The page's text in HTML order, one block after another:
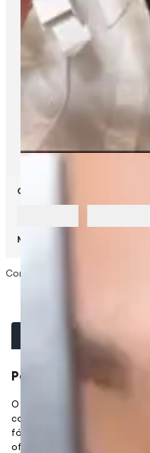
Calcular frete
Não sei meu CEP
Descrição
Perfect Lips Duo
O Perfect Lips Duo Princess é
contorno e batom semi matte
fórmula enriquecida com
oferece efeito preenchedor